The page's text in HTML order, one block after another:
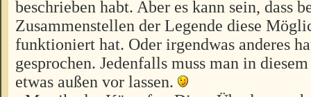
beschrieben habt. Aber es kann sein, dass
Zusammenstellen der Legende diese
funktioniert hat. Oder irgendwas anderes
gesprochen. Jedenfalls muss man in
etwas außen vor lassen.